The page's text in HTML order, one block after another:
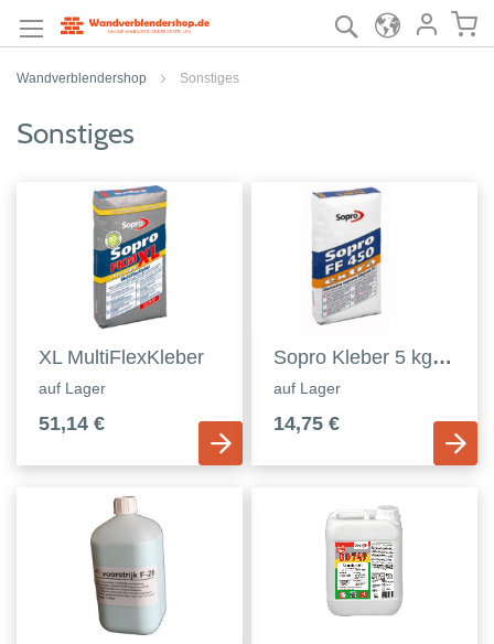
Anmelden
Suche
Wandverblendershop Sonstiges
Sonstiges
XL MultiFlexKleber
auf Lager
51,14 €
Sopro Kleber 5 kg Verpackung
auf Lager
14,75 €